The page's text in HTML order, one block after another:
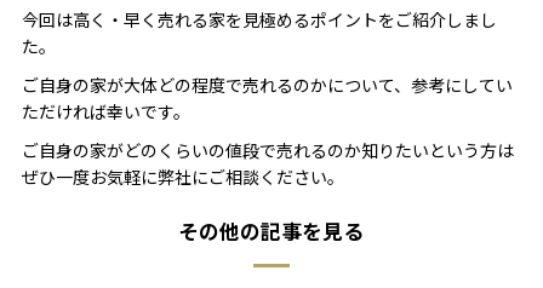
今回は高く・早く売れる家を見極めるポイントをご紹介しまし
た。
ご自身の家が大体どの程度で売れるのかについて、参考にしてい
ただければ幸いです。
ご自身の家がどのくらいの値段で売れるのか知りたいという方は
ぜひ一度お気軽に弊社にご相談ください。
その他の記事を見る